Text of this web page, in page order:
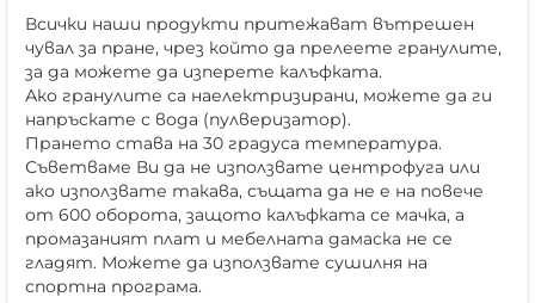
Всички наши продукти притежават вътрешен
чувал за пране, чрез който да прелеете гранулите,
за да можете да изперете калъфката.
Ако гранулите са наелектризирани, можете да ги
напръскате с вода (пулверизатор).
Прането става на 30 градуса температура.
Съветваме Ви да не използвате центрофуга или
ако използвате такава, същата да не е на повече
от 600 оборота, защото калъфката се мачка, а
промазаният плат и мебелната дамаска не се
гладят. Можете да използвате сушилня на
спортна програма.
❌ Няма да виждаш персонални оферти